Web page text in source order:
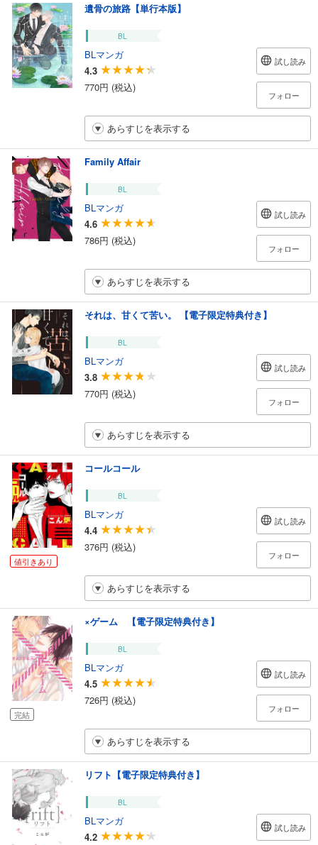
遺骨の旅路【単行本版】
BL
BLマンガ
4.3
770円 (税込)
試し読み
フォロー
あらすじを表示する
Family Affair
BL
BLマンガ
4.6
786円 (税込)
試し読み
フォロー
あらすじを表示する
それは、甘くて苦い。 【電子限定特典付き】
BL
BLマンガ
3.8
770円 (税込)
試し読み
フォロー
あらすじを表示する
値引きあり
コールコール
BL
BLマンガ
4.4
376円 (税込)
試し読み
フォロー
あらすじを表示する
完結
×ゲーム 【電子限定特典付き】
BL
BLマンガ
4.5
726円 (税込)
試し読み
フォロー
あらすじを表示する
リフト【電子限定特典付き】
BL
BLマンガ
4.2
試し読み